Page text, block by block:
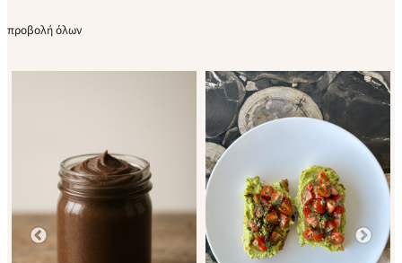
προβολή όλων